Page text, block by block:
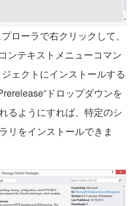
ローラで右クリックして、
コンテキストメニューコマン
ェクトにインストールする
ドロップダウンを
るようにすれば、特定のシ
リをインストールできま